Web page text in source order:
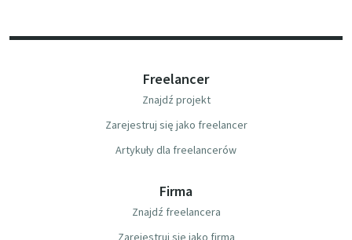
Freelancer
Znajdź projekt
Zarejestruj się jako freelancer
Artykuły dla freelancerów
Firma
Znajdź freelancera
Zarejestruj się jako firma